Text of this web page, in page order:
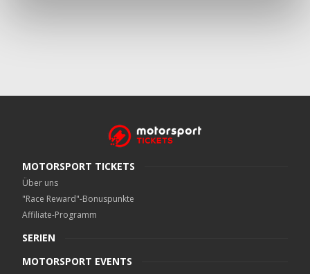
MOTORSPORT TICKETS
Über uns
"Race Reward"-Bonuspunkte
Affiliate-Programm
SERIEN
MOTORSPORT EVENTS